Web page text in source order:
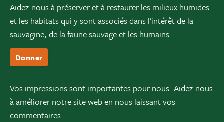
Aidez-nous à préserver et à restaurer les milieux humides
et les habitats qui y sont associés dans l’intérêt de la
sauvagine, de la faune sauvage et les humains.
Donner
Vos impressions sont importantes pour nous. Aidez-nous
à améliorer notre site web en nous laissant vos
commentaires.